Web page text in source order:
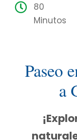
80
Minutos
Paseo
a